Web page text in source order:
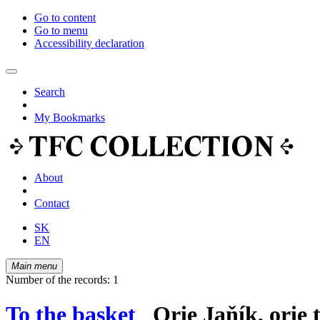
Go to content
Go to menu
Accessibility declaration
Search
My Bookmarks
About
Contact
SK
EN
Main menu
Number of the records: 1
To the basket Orie Jaňík, orie